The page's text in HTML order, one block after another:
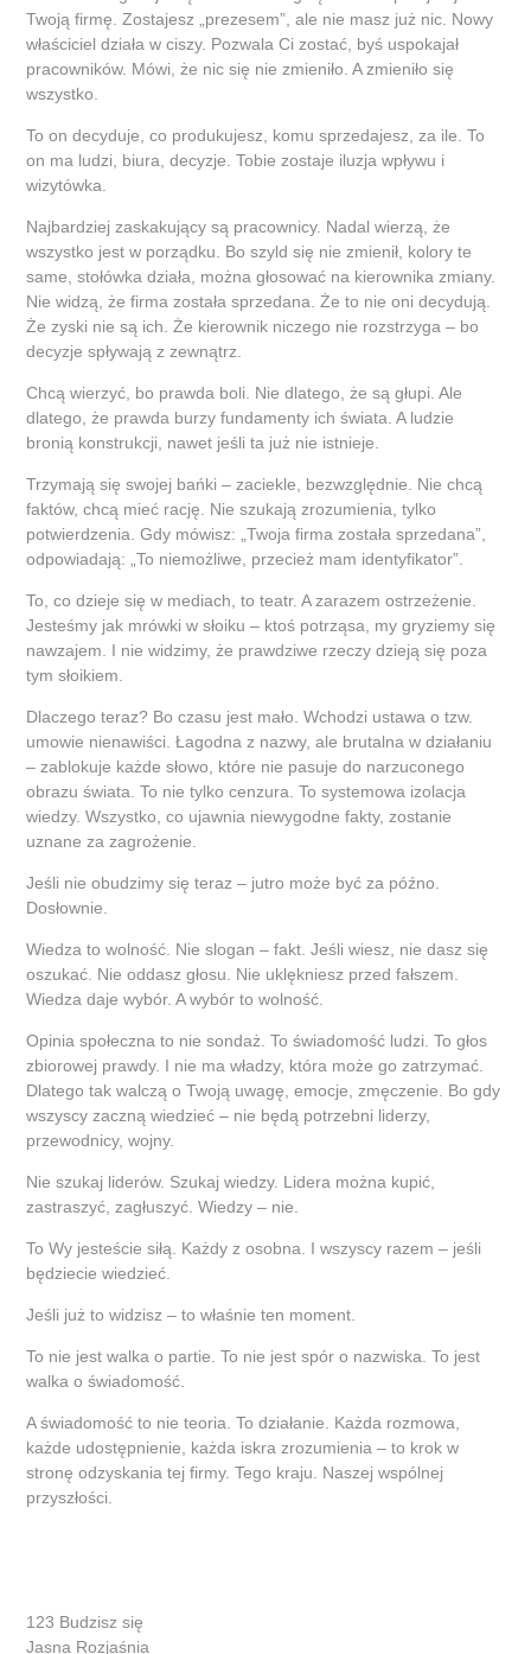
Twoją firmę. Zostajesz „prezesem”, ale nie masz już nic. Nowy
właściciel działa w ciszy. Pozwala Ci zostać, byś uspokajał
pracowników. Mówi, że nic się nie zmieniło. A zmieniło się
wszystko.
To on decyduje, co produkujesz, komu sprzedajesz, za ile. To
on ma ludzi, biura, decyzje. Tobie zostaje iluzja wpływu i
wizytówka.
Najbardziej zaskakujący są pracownicy. Nadal wierzą, że
wszystko jest w porządku. Bo szyld się nie zmienił, kolory te
same, stołówka działa, można głosować na kierownika zmiany.
Nie widzą, że firma została sprzedana. Że to nie oni decydują.
Że zyski nie są ich. Że kierownik niczego nie rozstrzyga – bo
decyzje spływają z zewnątrz.
Chcą wierzyć, bo prawda boli. Nie dlatego, że są głupi. Ale
dlatego, że prawda burzy fundamenty ich świata. A ludzie
bronią konstrukcji, nawet jeśli ta już nie istnieje.
Trzymają się swojej bańki – zaciekle, bezwzględnie. Nie chcą
faktów, chcą mieć rację. Nie szukają zrozumienia, tylko
potwierdzenia. Gdy mówisz: „Twoja firma została sprzedana”,
odpowiadają: „To niemożliwe, przecież mam identyfikator”.
To, co dzieje się w mediach, to teatr. A zarazem ostrzeżenie.
Jesteśmy jak mrówki w słoiku – ktoś potrząsa, my gryziemy się
nawzajem. I nie widzimy, że prawdziwe rzeczy dzieją się poza
tym słoikiem.
Dlaczego teraz? Bo czasu jest mało. Wchodzi ustawa o tzw.
umowie nienawiści. Łagodna z nazwy, ale brutalna w działaniu
– zablokuje każde słowo, które nie pasuje do narzuconego
obrazu świata. To nie tylko cenzura. To systemowa izolacja
wiedzy. Wszystko, co ujawnia niewygodne fakty, zostanie
uznane za zagrożenie.
Jeśli nie obudzimy się teraz – jutro może być za późno.
Dosłownie.
Wiedza to wolność. Nie slogan – fakt. Jeśli wiesz, nie dasz się
oszukać. Nie oddasz głosu. Nie uklękniesz przed fałszem.
Wiedza daje wybór. A wybór to wolność.
Opinia społeczna to nie sondaż. To świadomość ludzi. To głos
zbiorowej prawdy. I nie ma władzy, która może go zatrzymać.
Dlatego tak walczą o Twoją uwagę, emocje, zmęczenie. Bo gdy
wszyscy zaczną wiedzieć – nie będą potrzebni liderzy,
przewodnicy, wojny.
Nie szukaj liderów. Szukaj wiedzy. Lidera można kupić,
zastraszyć, zagłuszyć. Wiedzy – nie.
To Wy jesteście siłą. Każdy z osobna. I wszyscy razem – jeśli
będziecie wiedzieć.
Jeśli już to widzisz – to właśnie ten moment.
To nie jest walka o partie. To nie jest spór o nazwiska. To jest
walka o świadomość.
A świadomość to nie teoria. To działanie. Każda rozmowa,
każde udostępnienie, każda iskra zrozumienia – to krok w
stronę odzyskania tej firmy. Tego kraju. Naszej wspólnej
przyszłości.
123 Budzisz się
Jasna Rozjaśnia